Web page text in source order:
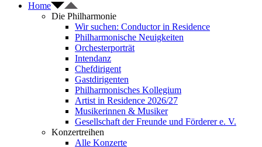
Home
Die Philharmonie
Wir suchen: Conductor in Residence
Philharmonische Neuigkeiten
Orchesterporträt
Intendanz
Chefdirigent
Gastdirigenten
Philharmonisches Kollegium
Artist in Residence 2026/27
Musikerinnen & Musiker
Gesellschaft der Freunde und Förderer e. V.
Konzertreihen
Alle Konzerte